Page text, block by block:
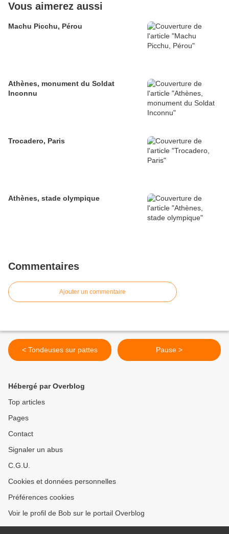
Vous aimerez aussi
Machu Picchu, Pérou
Athènes, monument du Soldat
Inconnu
Trocadero, Paris
Athènes, stade olympique
Commentaires
Ajouter un commentaire
< Tondeuses sur pattes Pause >
Hébergé par Overblog
Top articles
Pages
Contact
Signaler un abus
C.G.U.
Cookies et données personnelles
Préférences cookies
Voir le profil de Bob sur le portail Overblog